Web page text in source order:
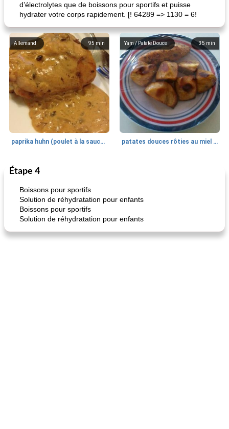
d’électrolytes que de boissons pour sportifs et puisse
hydrater votre corps rapidement. [! 64289 => 1130 = 6!
95 min
Allemand
paprika huhn (poulet à la sauce paprika).
35 min
Yam / Patate Douce
patates douces rôties au miel / kumara
Petit déjeuner et brunch
Étape 4
Boissons pour sportifs
Solution de réhydratation pour enfants
Boissons pour sportifs
Solution de réhydratation pour enfants